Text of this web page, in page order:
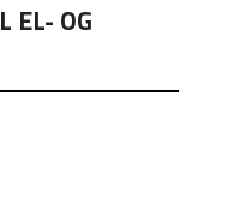
EL- OG